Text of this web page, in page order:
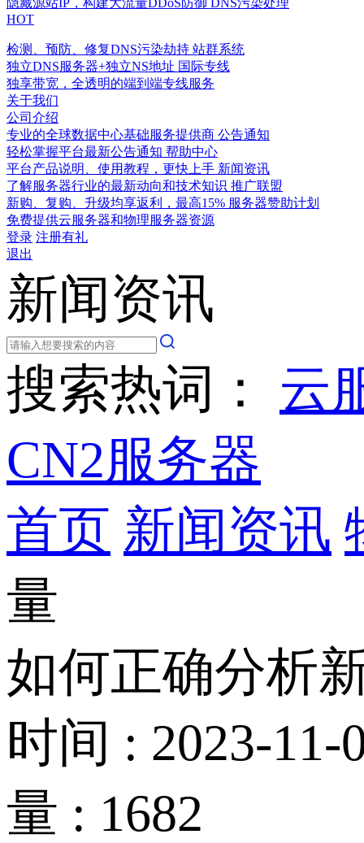
隐藏源站IP，构建大流量DDoS防御
DNS污染处理
HOT
检测、预防、修复DNS污染劫持 站群系统
独立DNS服务器+独立NS地址 国际专线
独享带宽，全透明的端到端专线服务
关于我们
公司介绍
专业的全球数据中心基础服务提供商 公告通知
轻松掌握平台最新公告通知 帮助中心
平台产品说明、使用教程，更快上手 新闻资讯
了解服务器行业的最新动向和技术知识 推广联盟
新购、复购、升级均享返利，最高15% 服务器赞助计划
免费提供云服务器和物理服务器资源
登录 注册有礼
退出
新闻资讯
搜索热词： 云
CN2服务器
首页 新闻资讯
量
如何正确分析
时间 : 2023-11-
量 : 1682